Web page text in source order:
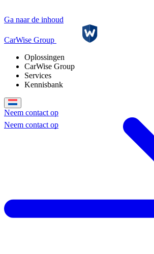
Ga naar de inhoud
CarWise Group
Oplossingen
CarWise Group
Services
Kennisbank
Neem contact op